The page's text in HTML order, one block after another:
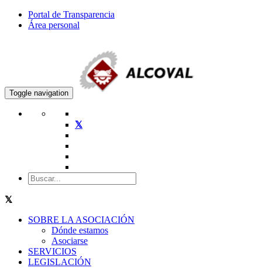
Portal de Transparencia
Área personal
Toggle navigation
SOBRE LA ASOCIACIÓN
Dónde estamos
Asociarse
SERVICIOS
LEGISLACIÓN